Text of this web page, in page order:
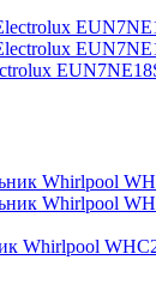
Whirlpool